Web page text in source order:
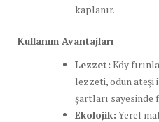
kaplanır.
Kullanım Avantajları
Lezzet: Köy
lezzeti, odun ateşi
şartları sayesinde
Ekolojik: Yerel